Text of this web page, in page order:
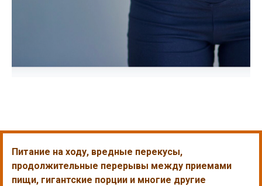
Питание на ходу, вредные перекусы,
продолжительные перерывы между приемами
пищи, гигантские порции и многие другие